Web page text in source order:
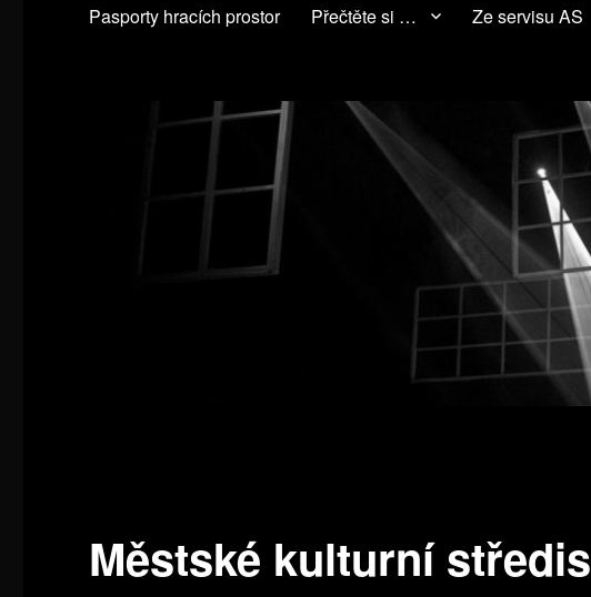
Pasporty hracích prostor Přečtěte si … Ze servisu AS
Městské kulturní